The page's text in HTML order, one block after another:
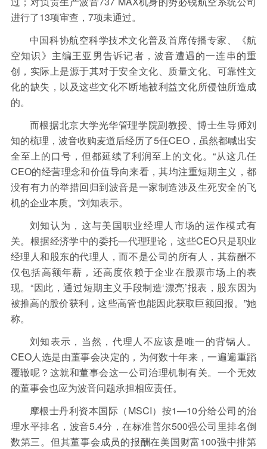
进行了13项审查，7项未通过。
中国科协航空科学技术文化普及首席传播专家、《航
空知识》主编王亚男告诉记者，波音遭遇的一连串的重
创，实际上是源于其对于安全文化、质量文化、可靠性文
化的缺失，以及这些文化不断地被利益文化所侵蚀所造成
的。
而根据北京大学光华管理学院副教授、博士生导师刘
知的梳理，波音收购麦道后经历了5任CEO，虽然都喊出安
全至上的口号，但都延续了利润至上的文化。“从这几任
CEO的经营理念和价值导向来看，其均注重短期主义，都
没有有力的举措回归到波音是一家制造涉及生死安全的飞
机的企业本质。”刘知表示。
刘知认为，这与美国职业经理人市场的运作模式有
关。根据经济学中的委托—代理理论，这些CEO只是职业
经理人和股东的代理人，而不是公司的所有人，其薪酬不
仅包括高额年薪，还高度依赖于企业在股票市场上的表
现。“因此，通过短期主义手段制造‘漂亮’报表，股东因为
被推高的股价获利，这些高管也能因此获取巨额回报。”她
称。
刘知表示，当然，代理人不应该是唯一的背锅人。
CEO人选是由董事会决定的，为何数十年来，一遍遍重蹈
覆辙呢？这就和董事会这一公司治理机制有关。一个无效
的董事会也应为波音问题承担相应责任。
摩根士丹利资本国际（MSCI）按1—10分给公司的治
理水平排名，波音5.4分，在标准普尔500强公司里排名倒
数第三。但其董事会成员的报酬在美国财富100强中排第